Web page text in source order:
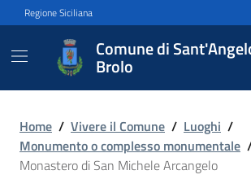
Vai ai contenuti
Vai al footer
Regione Siciliana
Comune di
Brolo
Monastero di San
Home / Vivere il Comune / Luoghi /
Monumento o complesso monumentale
Monastero di San Michele Arcangelo